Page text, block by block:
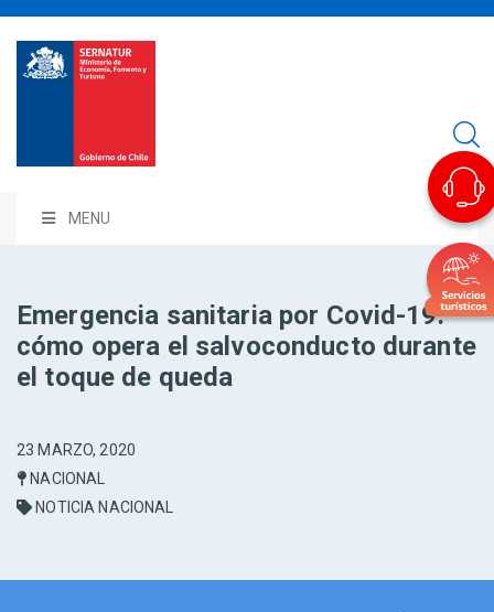
MENU
Emergencia sanitaria por Covid-19:
cómo opera el salvoconducto durante
el toque de queda
23 MARZO, 2020
NACIONAL
NOTICIA NACIONAL